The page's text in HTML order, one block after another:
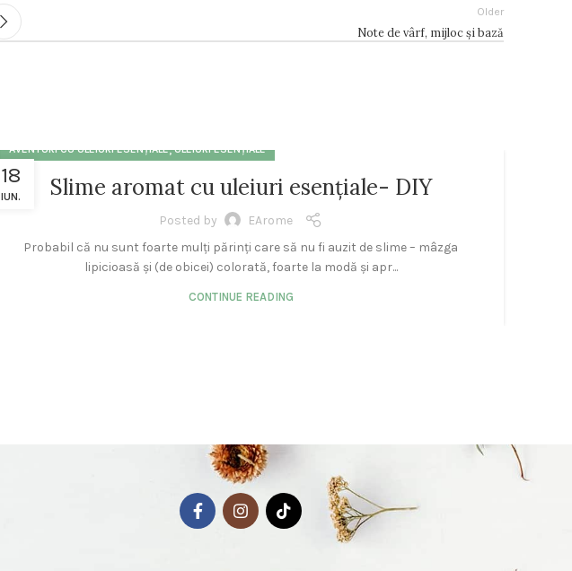
Older
Note de vârf, mijloc și bază
18
IUN.
AVENTURI CU ULEIURI ESENȚIALE,ULEIURI ESENȚIALE
Slime aromat cu uleiuri esențiale- DIY
Posted by
EArome
Probabil că nu sunt foarte mulți părinți care să nu fi auzit de slime – mâzga
lipicioasă și (de obicei) colorată, foarte la modă și apr...
CONTINUE READING